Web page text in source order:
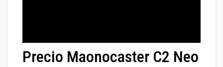
Precio Maonocaster C2 Neo